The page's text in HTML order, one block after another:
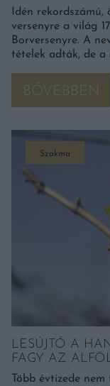
Idén rekordszámú,
versenyre a világ
Borversenyre. A
tételek adták, de a
BŐVEBBEN
Szakma
LESÚJTÓ A
FAGY AZ
Több évtizede